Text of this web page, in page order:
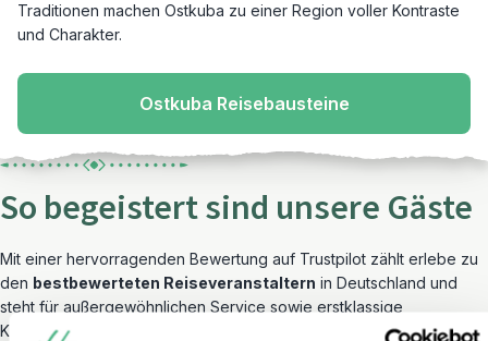
Traditionen machen Ostkuba zu einer Region voller Kontraste
und Charakter.
Ostkuba Reisebausteine
So begeistert sind unsere Gäste
Mit einer hervorragenden Bewertung auf Trustpilot zählt erlebe zu
den bestbewerteten Reiseveranstaltern in Deutschland und
steht für außergewöhnlichen Service sowie erstklassige
Kundenberatung.